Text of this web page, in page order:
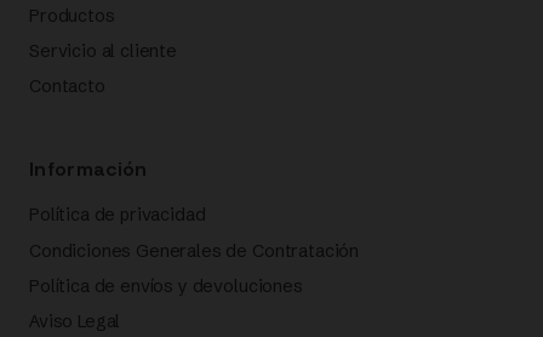
Productos
Servicio al cliente
Contacto
Información
Política de privacidad
Condiciones Generales de Contratación
Política de envíos y devoluciones
Aviso Legal